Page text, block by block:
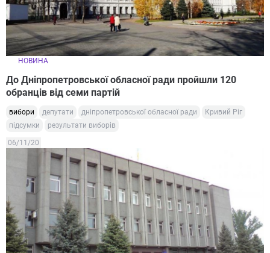
НОВИНА
До Дніпропетровської обласної ради пройшли 120
обранців від семи партій
вибори депутати дніпропетровської обласної ради
Кривий Ріг
підсумки
результати виборів
06/11/20